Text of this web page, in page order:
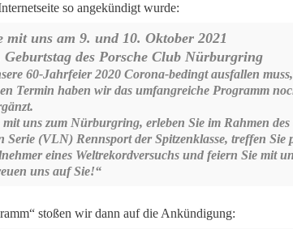
so angekündigt wurde:
mit uns am 9. und 10. Oktober 2021
Geburtstag des Porsche Club Nürburgring
60-Jahrfeier 2020 Corona-bedingt ausfallen
Termin haben wir das umfangreiche Programm
mit uns zum Nürburgring, erleben Sie im Rahmen
Serie (VLN) Rennsport der Spitzenklasse, treffen
eines Weltrekordversuchs und feiern Sie mit
uns auf Sie!“
stoßen wir dann auf die Ankündigung: